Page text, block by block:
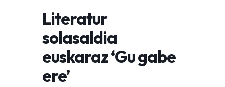
Literatur
solasaldia
euskaraz ‘Gu gabe
ere’